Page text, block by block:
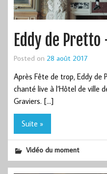
Eddy de
Posted on 28 août 2017
Après Fête de trop, Eddy de
chanté live à l’Hôtel de ville
Graviers. […]
Suite »
Vidéo du moment